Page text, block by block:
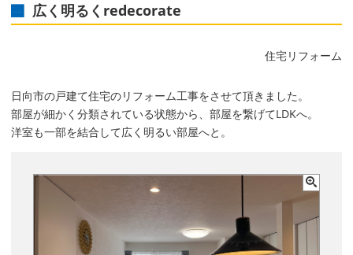
広く明るくredecorate
住宅リフォーム
日向市の戸建て住宅のリフォーム工事をさせて頂きました。
部屋が細かく分類されている状態から、部屋を繋げてLDKへ。
洋室も一部を結合して広く明るい部屋へと。